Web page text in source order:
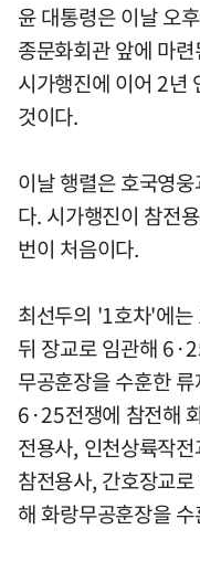
윤 대통령은 이날 오
종문화회관 앞에 마
시가행진에 이어 2년
것이다.
이날 행렬은 호국영
다. 시가행진이 참전
번이 처음이다.
최선두의 '1호차'에
뒤 장교로 임관해
무공훈장을 수훈한
6·25전쟁에 참전해
전용사, 인천상륙작
참전용사, 간호장교
해 화랑무공훈장을